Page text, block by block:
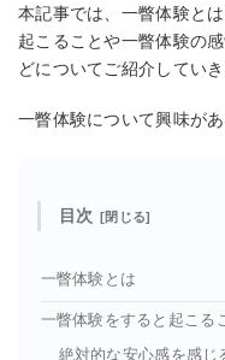
本記事では、一瞥体験と
起こることや一瞥体験の
どについてご紹介していき
一瞥体験について興味が
目次
一瞥体験とは
一瞥体験をすると起こる
絶対的な安心感を感じ